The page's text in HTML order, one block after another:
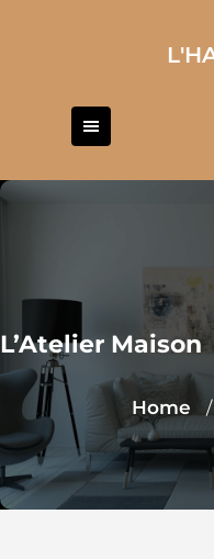
L’Atelier Maison
Home /